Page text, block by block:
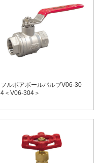
フルボアボールバルブV06-30
4＜V06-304＞